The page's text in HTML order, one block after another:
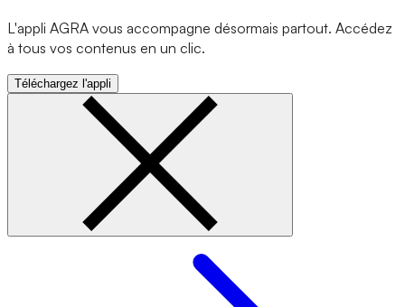
L'appli AGRA vous accompagne désormais partout. Accédez
à tous vos contenus en un clic.
Téléchargez l'appli